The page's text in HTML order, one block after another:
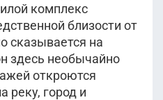
комплекс
близости от
сказывается на
здесь необычайно
откроются
реку, город и